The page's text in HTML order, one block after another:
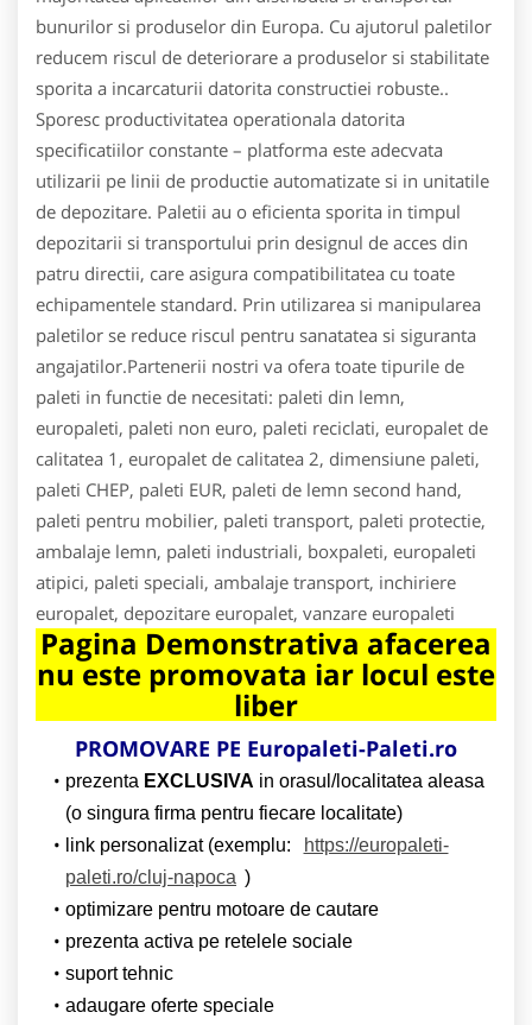
bunurilor si produselor din Europa. Cu ajutorul paletilor
reducem riscul de deteriorare a produselor si stabilitate
sporita a incarcaturii datorita constructiei robuste..
Sporesc productivitatea operationala datorita
specificatiilor constante – platforma este adecvata
utilizarii pe linii de productie automatizate si in unitatile
de depozitare. Paletii au o eficienta sporita in timpul
depozitarii si transportului prin designul de acces din
patru directii, care asigura compatibilitatea cu toate
echipamentele standard. Prin utilizarea si manipularea
paletilor se reduce riscul pentru sanatatea si siguranta
angajatilor.Partenerii nostri va ofera toate tipurile de
paleti in functie de necesitati: paleti din lemn,
europaleti, paleti non euro, paleti reciclati, europalet de
calitatea 1, europalet de calitatea 2, dimensiune paleti,
paleti CHEP, paleti EUR, paleti de lemn second hand,
paleti pentru mobilier, paleti transport, paleti protectie,
ambalaje lemn, paleti industriali, boxpaleti, europaleti
atipici, paleti speciali, ambalaje transport, inchiriere
europalet, depozitare europalet, vanzare europaleti
Pagina Demonstrativa afacerea
nu este promovata iar locul este
liber
PROMOVARE PE Europaleti-Paleti.ro
prezenta EXCLUSIVA in orasul/localitatea aleasa
(o singura firma pentru fiecare localitate)
link personalizat (exemplu:
https://europaleti-
paleti.ro/cluj-napoca )
optimizare pentru motoare de cautare
prezenta activa pe retelele sociale
suport tehnic
adaugare oferte speciale